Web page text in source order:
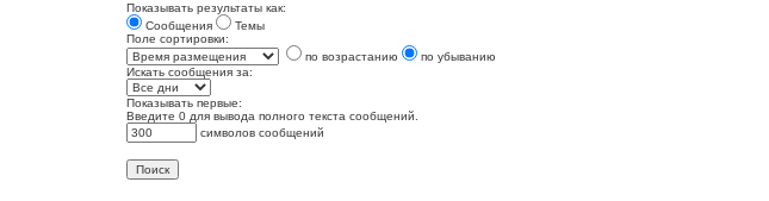
Показывать результаты как:
Сообщения
Темы
Поле сортировки:
по возрастанию
по убыванию
Искать сообщения за:
Показывать первые:
Введите 0 для вывода полного текста сообщений.
символов сообщений